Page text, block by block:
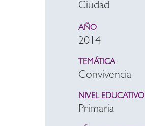
Ciudad
AÑO
2014
TEMÁTICA
Convivencia
NIVEL EDUCATIVO
Primaria